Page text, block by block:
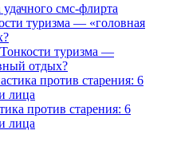
смс-флирта
туризма — «головная
Тонкости туризма —
отдых?
против старения: 6
лица
против старения: 6
лица